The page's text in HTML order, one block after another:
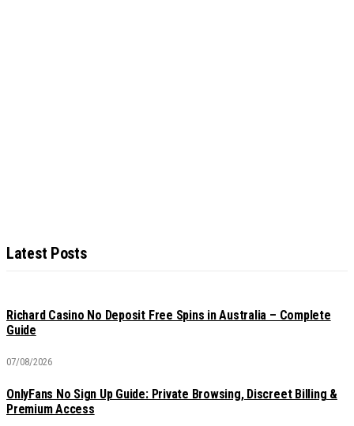
Latest Posts
Richard Casino No Deposit Free Spins in Australia – Complete
Guide
07/08/2026
OnlyFans No Sign Up Guide: Private Browsing, Discreet Billing &
Premium Access